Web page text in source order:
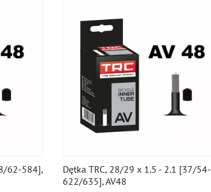
62-584],
Dętka TRC, 28/29 x 1.5 - 2.1 [37/54-
622/635], AV48